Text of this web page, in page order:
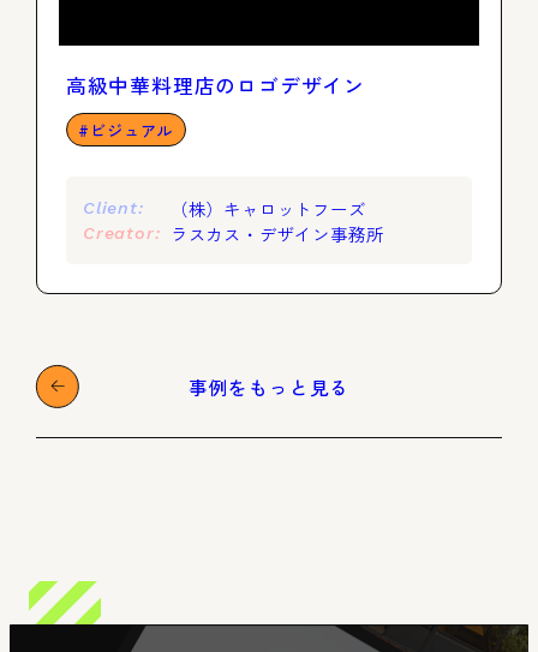
高級中華料理店のロゴデザイン
ビジュアル
Client: （株）キャロットフーズ
Creator: ラスカス・デザイン事務所
事例をもっと見る